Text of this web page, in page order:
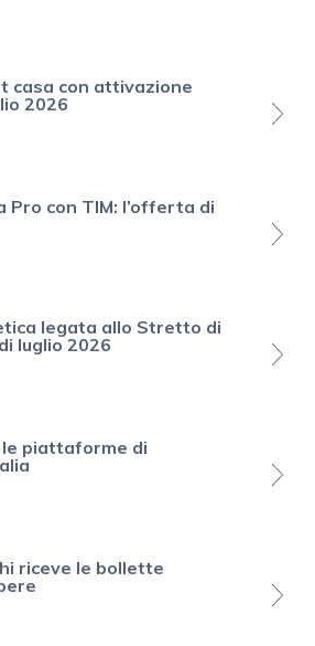
casa con attivazione
2026
Pro con TIM: l’offerta di
legata allo Stretto di
luglio 2026
le piattaforme di
riceve le bollette